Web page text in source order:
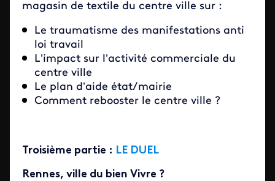
magasin de textile du centre ville sur :
Le traumatisme des manifestations anti
loi travail
L’impact sur l’activité commerciale du
centre ville
Le plan d’aide état/mairie
Comment rebooster le centre ville ?
Troisième partie : LE DUEL
Rennes, ville du bien Vivre ?